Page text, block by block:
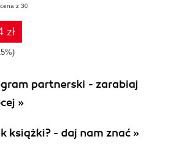
z 30
zł
partnerski - zarabiaj
»
książki? - daj nam znać »